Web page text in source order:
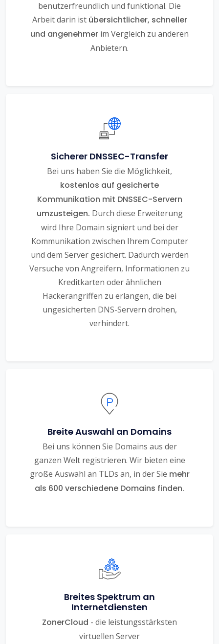
benutzerfreundlich und funktional. Die
Arbeit darin ist übersichtlicher, schneller
und angenehmer im Vergleich zu anderen
Anbietern.
Sicherer DNSSEC-Transfer
Bei uns haben Sie die Möglichkeit,
kostenlos auf gesicherte
Kommunikation mit DNSSEC-Servern
umzusteigen. Durch diese Erweiterung
wird Ihre Domain signiert und bei der
Kommunikation zwischen Ihrem Computer
und dem Server gesichert. Dadurch werden
Versuche von Angreifern, Informationen zu
Kreditkarten oder ähnlichen
Hackerangriffen zu erlangen, die bei
ungesicherten DNS-Servern drohen,
verhindert.
Breite Auswahl an Domains
Bei uns können Sie Domains aus der
ganzen Welt registrieren. Wir bieten eine
große Auswahl an TLDs an, in der Sie mehr
als 600 verschiedene Domains finden.
Breites Spektrum an
Internetdiensten
ZonerCloud - die leistungsstärksten
virtuellen Server